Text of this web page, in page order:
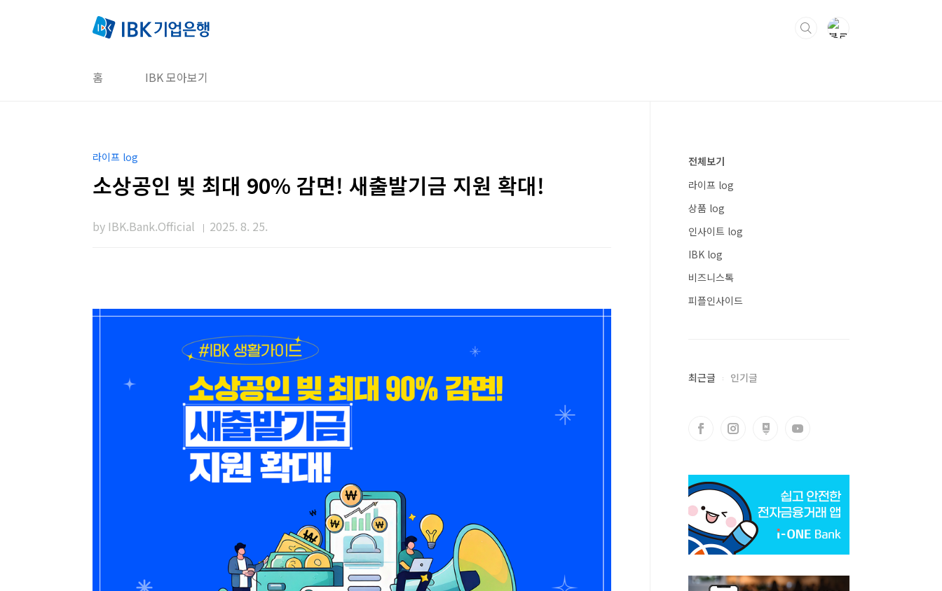
홈 IBK 모아보기
라이프 log
소상공인 빚 최대 90% 감면! 새출발기금 지원 확대!
by IBK.Bank.Official 2025. 8. 25.
전체보기
라이프 log
상품 log
인사이트 log
IBK log
비즈니스톡
피플인사이드
최근글 인기글